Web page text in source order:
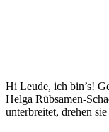
Hi Leude, ich bin’s!
Helga Rübsamen-
unterbreitet, drehen